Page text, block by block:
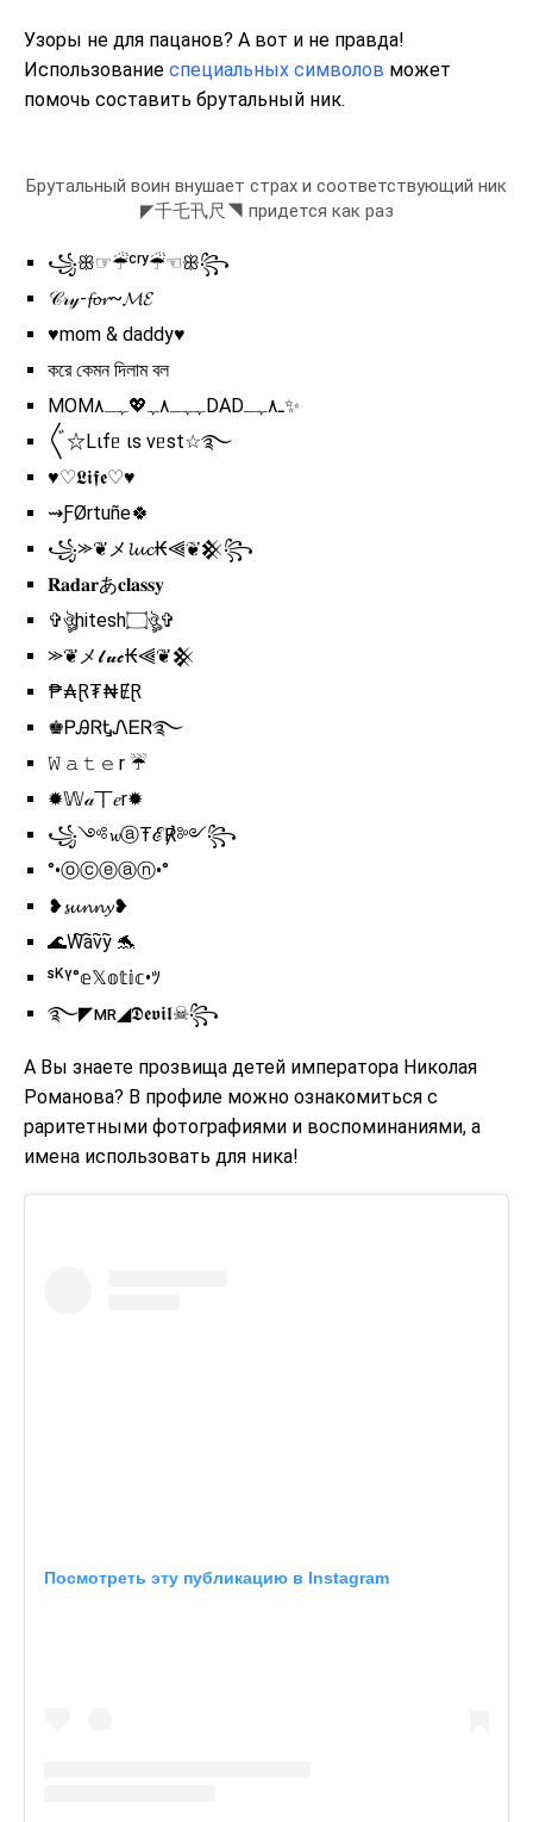
Узоры не для пацанов? А вот и не правда!
Использование специальных символов может
помочь составить брутальный ник.
Брутальный воин внушает страх и соответствующий ник
◤千乇卂尺◥ придется как раз
꧁ꕥ☞︎︎︎☔︎ᶜʳʸ☔︎☜︎︎︎ꕥ꧂
𝒞𝓇𝓎-𝓯𝓸𝓻~𝓜𝓔
♥️mom & daddy♥️
করে কেমন দিলাম বল
MOMﮩﮩـ٨ﮩ💖ﮩـ٨DADـ٨ﮩـ✨
〲☆Lιfᥱ ιs vᥱst☆࿐
♥︎♡𝕷𝖎𝖋𝖊♡♥︎
⇝ƑØrtuñe🍀
꧁⪼❦メ𝓵𝓾𝓬₭⫷❦𒆜꧂
𝐑𝐚𝐝𝐚𝐫あ𝐜𝐥𝐚𝐬𝐬𝐲
✞ঔৣhitesh۝ঔৣ✞
⪼❦メ𝓵𝓾𝓬₭⫷❦𒆜
₱₳Ɽ₮₦ɆⱤ
♚ᏢᎯᏒᎿᏁᎬᏒ࿐
𝚆 𝚊 𝚝 𝚎 r ☔
✹𝕎𝒶丅𝑒r✹
꧁༺𝔀ⓐŦℰ℟༻꧂
°•ⓞⓒⓔⓐⓝ•°
❥𝓼𝓾𝓷𝓷𝔂❥
🌊W҇a҇v҇y҇ 🐬
ˢᴷᵞ°𝕖𝕏𝕠𝕥𝕚𝕔•ﾂ
࿐◤ᴍʀ◢𝕯𝖊𝖛𝖎𝖑☠꧂
А Вы знаете прозвища детей императора Николая
Романова? В профиле можно ознакомиться с
раритетными фотографиями и воспоминаниями, а
имена использовать для ника!
Посмотреть эту публикацию в Instagram